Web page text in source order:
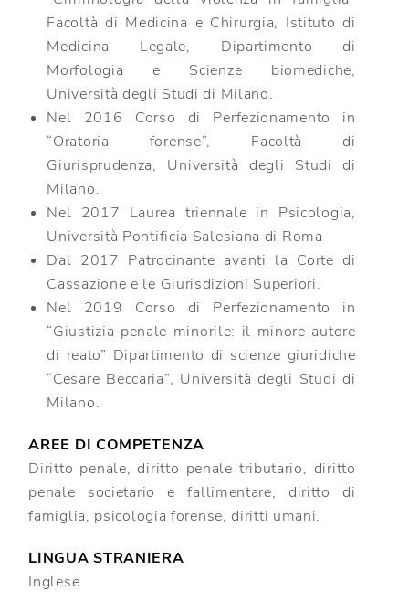
Facoltà di Medicina e Chirurgia, Istituto di
Medicina Legale, Dipartimento di
Morfologia e Scienze biomediche,
Università degli Studi di Milano.
Nel 2016 Corso di Perfezionamento in
“Oratoria forense”, Facoltà di
Giurisprudenza, Università degli Studi di
Milano.
Nel 2017 Laurea triennale in Psicologia,
Università Pontificia Salesiana di Roma
Dal 2017 Patrocinante avanti la Corte di
Cassazione e le Giurisdizioni Superiori.
Nel 2019 Corso di Perfezionamento in
“Giustizia penale minorile: il minore autore
di reato” Dipartimento di scienze giuridiche
“Cesare Beccaria”, Università degli Studi di
Milano.
AREE DI COMPETENZA
Diritto penale, diritto penale tributario, diritto
penale societario e fallimentare, diritto di
famiglia, psicologia forense, diritti umani.
LINGUA STRANIERA
Inglese